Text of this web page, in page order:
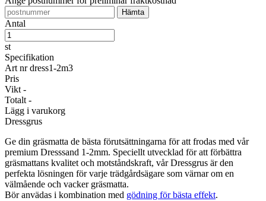
Antal
st
Specifikation
Art nr dress1-2m3
Pris
Vikt -
Totalt -
Lägg i varukorg
Dressgrus
Ge din gräsmatta de bästa förutsättningarna för att frodas med vår
premium Dresssand 1-2mm. Speciellt utvecklad för att förbättra
gräsmattans kvalitet och motståndskraft, vår Dressgrus är den
perfekta lösningen för varje trädgårdsägare som värnar om en
välmående och vacker gräsmatta.
Bör anvädas i kombination med gödning för bästa effekt.